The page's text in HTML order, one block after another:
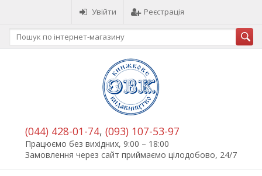
Увійти Реєстрація
(044) 428-01-74, (093) 107-53-97
Працюємо без вихідних, 9:00 – 18:00
Замовлення через сайт приймаємо цілодобово, 24/7